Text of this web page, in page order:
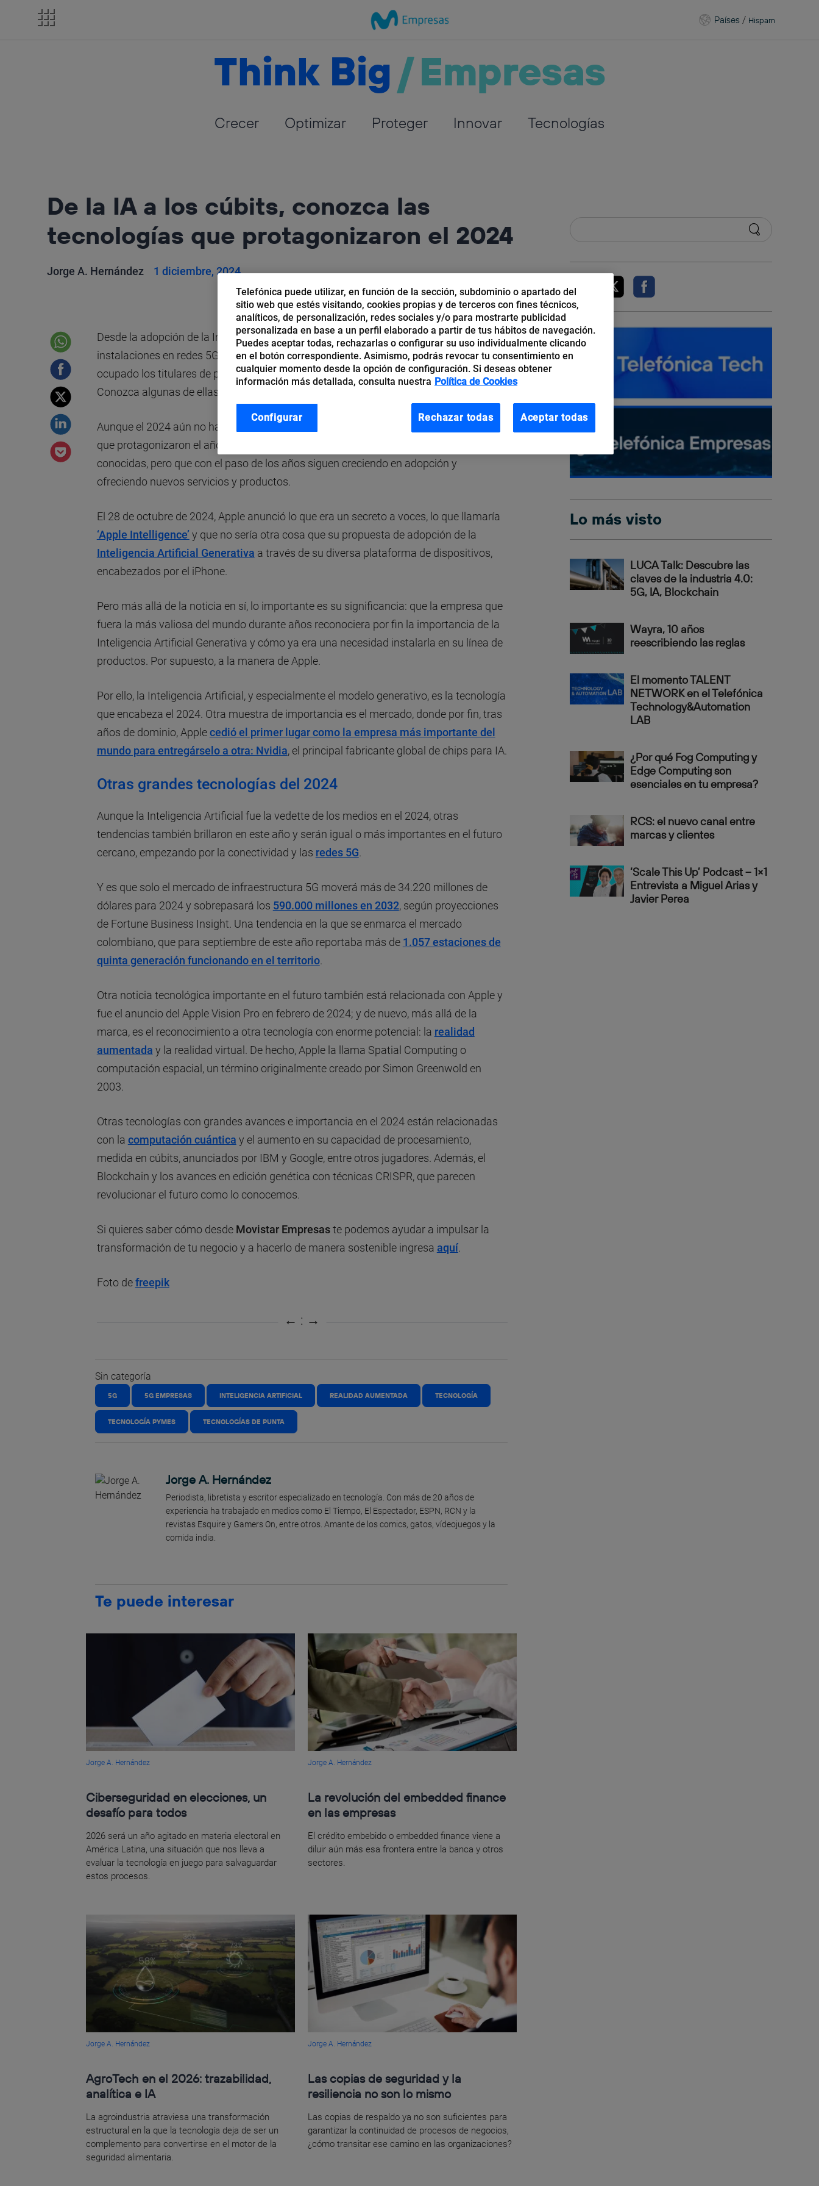
Países / Hispam
Think Big/Empresas
Crecer Optimizar Proteger Innovar Tecnologías
De la IA a los cúbits, conozca las
tecnologías que protagonizaron el 2024
Jorge A. Hernández 1 diciembre, 2024
Desde la adopción de la Inteligencia Artificial por parte de Apple hasta el auge de
instalaciones en redes 5G, el 2024 ha sido testigo de varias tecnologías que han
ocupado los titulares de prensa y aumentado la productividad de las empresas.
Conozca algunas de ellas.
Aunque el 2024 aún no ha terminado, ya es posible conocer las grandes tecnologías
que protagonizaron el año, un honor ocupado en su mayoría por tecnologías ya
conocidas, pero que con el paso de los años siguen creciendo en adopción y
ofreciendo nuevos servicios y productos.
El 28 de octubre de 2024, Apple anunció lo que era un secreto a voces, lo que llamaría
‘Apple Intelligence’ y que no sería otra cosa que su propuesta de adopción de la
Inteligencia Artificial Generativa a través de su diversa plataforma de dispositivos,
encabezados por el iPhone.
Pero más allá de la noticia en sí, lo importante es su significancia: que la empresa que
fuera la más valiosa del mundo durante años reconociera por fin la importancia de la
Inteligencia Artificial Generativa y cómo ya era una necesidad instalarla en su línea de
productos. Por supuesto, a la manera de Apple.
Por ello, la Inteligencia Artificial, y especialmente el modelo generativo, es la tecnología
que encabeza el 2024. Otra muestra de importancia es el mercado, donde por fin, tras
años de dominio, Applecedió el primer lugar como la empresa más importante del
mundo para entregárselo a otra: Nvidia, el principal fabricante global de chips para IA.
Otras grandes tecnologías del 2024
Aunque la Inteligencia Artificial fue la vedette de los medios en el 2024, otras
tendencias también brillaron en este año y serán igual o más importantes en el futuro
cercano, empezando por la conectividad y las redes 5G
Y es que solo el mercado de infraestructura 5G moverá más de 34.220 millones de
dólares para 2024 y sobrepasará los 590.000 millones en 2032, según proyecciones
de Fortune Business Insight. Una tendencia en la que se enmarca el mercado
colombiano, que para septiembre de este año reportaba más de 1.057 estaciones de
quinta generación funcionando en el territorio.
Otra noticia tecnológica importante en el futuro también está relacionada con Apple y
fue el anuncio del Apple Vision Pro en febrero de 2024; y de nuevo, más allá de la
marca, es el reconocimiento a otra tecnología con enorme potencial: la realidad
aumentada y la realidad virtual. De hecho, Apple la llama Spatial Computing o
computación espacial, un término originalmente creado por Simon Greenwold en
2003.
Otras tecnologías con grandes avances e importancia en el 2024 están relacionadas
con la computación cuántica y el aumento en su capacidad de procesamiento,
medida en cúbits, anunciados por IBM y Google, entre otros jugadores. Además, el
Blockchain y los avances en edición genética con técnicas CRISPR, que parecen
revolucionar el futuro como lo conocemos.
Si quieres saber cómo desde Movistar Empresaste podemos ayudar a impulsar la
transformación de tu negocio y a hacerlo de manera sostenible ingresa aquí.
Foto defreepik
Sin categoría
5G 5G EMPRESAS INTELIGENCIA ARTIFICIAL REALIDAD AUMENTADA TECNOLOGÍA
TECNOLOGÍA PYMES TECNOLOGÍAS DE PUNTA
Jorge A. Hernández
Periodista, libretista y escritor especializado en tecnología. Con más de 20 años de
experiencia ha trabajado en medios como El Tiempo, El Espectador, ESPN, RCN y la
revistas Esquire y Gamers On, entre otros. Amante de los comics, gatos, vídeojuegos y la
comida india.
Te puede interesar
Jorge A. Hernández
Ciberseguridad en elecciones, un
desafío para todos
2026 será un año agitado en materia electoral en
América Latina, una situación que nos lleva a
evaluar la tecnología en juego para salvaguardar
estos procesos.
Jorge A. Hernández
La revolución del embedded finance
en las empresas
El crédito embebido o embedded finance viene a
diluir aún más esa frontera entre la banca y otros
sectores.
Jorge A. Hernández
AgroTech en el 2026: trazabilidad,
analítica e IA
La agroindustria atraviesa una transformación
estructural en la que la tecnología deja de ser un
complemento para convertirse en el motor de la
seguridad alimentaria.
Jorge A. Hernández
Las copias de seguridad y la
resiliencia no son lo mismo
Las copias de respaldo ya no son suficientes para
garantizar la continuidad de procesos de negocios,
¿cómo transitar ese camino en las organizaciones?
Lo más visto
LUCA Talk: Descubre las
claves de la industria 4.0:
5G, IA, Blockchain
Wayra, 10 años
reescribiendo las reglas
El momento TALENT
NETWORK en el Telefónica
Technology&Automation
LAB
¿Por qué Fog Computing y
Edge Computing son
esenciales en tu empresa?
RCS: el nuevo canal entre
marcas y clientes
‘Scale This Up’ Podcast – 1×1
Entrevista a Miguel Arias y
Javier Perea
Telefónica puede utilizar, en función de la sección, subdominio o apartado del
sitio web que estés visitando, cookies propias y de terceros con fines técnicos,
analíticos, de personalización, redes sociales y/o para mostrarte publicidad
personalizada en base a un perfil elaborado a partir de tus hábitos de navegación.
Puedes aceptar todas, rechazarlas o configurar su uso individualmente clicando
en el botón correspondiente. Asimismo, podrás revocar tu consentimiento en
cualquier momento desde la opción de configuración. Si deseas obtener
información más detallada, consulta nuestra Política de Cookies
Rechazar todas Aceptar todas
Configurar